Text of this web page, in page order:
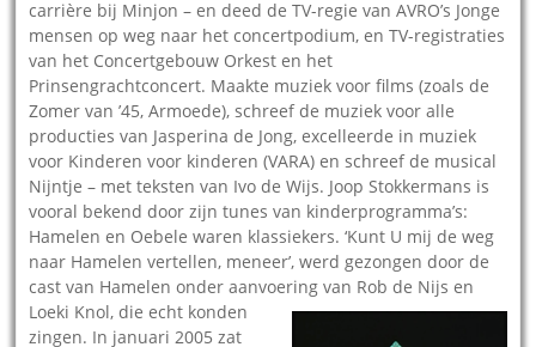
carrière bij Minjon – en deed de TV-regie van AVRO’s Jonge
mensen op weg naar het concertpodium, en TV-registraties
van het Concertgebouw Orkest en het
Prinsengrachtconcert. Maakte muziek voor films (zoals de
Zomer van ’45, Armoede), schreef de muziek voor alle
producties van Jasperina de Jong, excelleerde in muziek
voor Kinderen voor kinderen (VARA) en schreef de musical
Nijntje – met teksten van Ivo de Wijs. Joop Stokkermans is
vooral bekend door zijn tunes van kinderprogramma’s:
Hamelen en Oebele waren klassiekers. ‘Kunt U mij de weg
naar Hamelen vertellen, meneer’, werd gezongen door de
cast van Hamelen onder aanvoering van Rob de Nijs en
Loeki Knol, die echt konden
zingen. In januari 2005 zat